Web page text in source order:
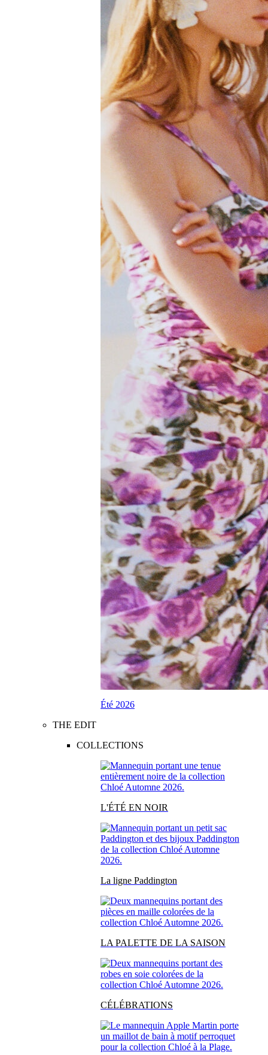
Été 2026
THE EDIT
COLLECTIONS
L'ÉTÉ EN NOIR
La ligne Paddington
LA PALETTE DE LA SAISON
CÉLÉBRATIONS